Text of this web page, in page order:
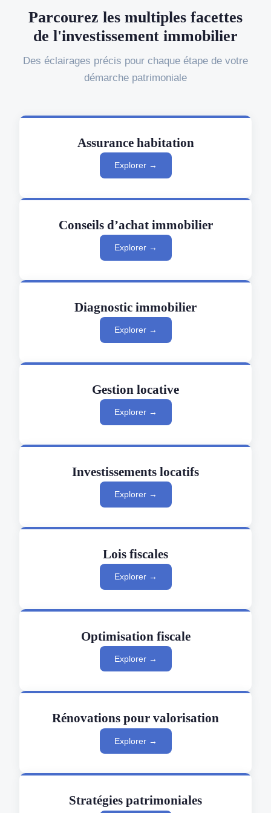
Parcourez les multiples facettes
de l'investissement immobilier
Des éclairages précis pour chaque étape de votre
démarche patrimoniale
Assurance habitation
Explorer →
Conseils d’achat immobilier
Explorer →
Diagnostic immobilier
Explorer →
Gestion locative
Explorer →
Investissements locatifs
Explorer →
Lois fiscales
Explorer →
Optimisation fiscale
Explorer →
Rénovations pour valorisation
Explorer →
Stratégies patrimoniales